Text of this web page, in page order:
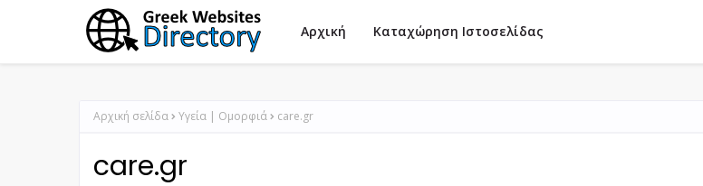
Αρχική Καταχώρηση Ιστοσελίδας
Αρχική σελίδα Υγεία | Ομορφιά care.gr
care.gr